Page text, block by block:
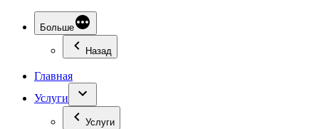
Больше
Назад
Главная
Услуги
Услуги